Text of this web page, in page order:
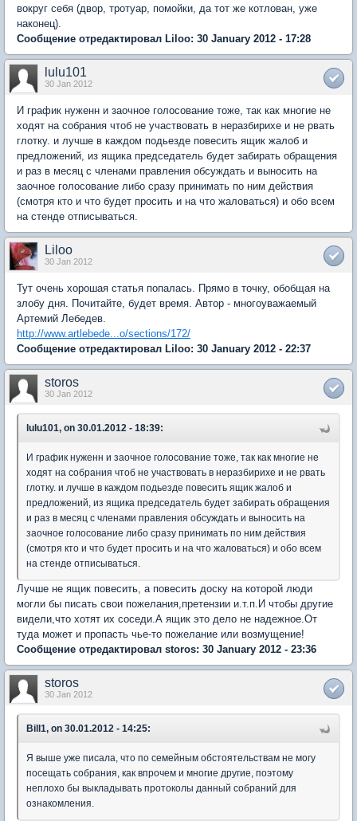
вокруг себя (двор, тротуар, помойки, да тот же котлован, уже
наконец).
Сообщение отредактировал Liloo: 30 January 2012 - 17:28
lulu101
30 Jan 2012
И график нуженн и заочное голосование тоже, так как многие не
ходят на собрания чтоб не участвовать в неразбирихе и не рвать
глотку. и лучше в каждом подьезде повесить ящик жалоб и
предложений, из ящика председатель будет забирать обращения
и раз в месяц с членами правления обсуждать и выносить на
заочное голосование либо сразу принимать по ним действия
(смотря кто и что будет просить и на что жаловаться) и обо всем
на стенде отписываться.
Liloo
30 Jan 2012
Тут очень хорошая статья попалась. Прямо в точку, обобщая на
злобу дня. Почитайте, будет время. Автор - многоуважаемый
Артемий Лебедев.
http://www.artlebede...o/sections/172/
Сообщение отредактировал Liloo: 30 January 2012 - 22:37
storos
30 Jan 2012
lulu101, on 30.01.2012 - 18:39:
И график нуженн и заочное голосование тоже, так как многие не
ходят на собрания чтоб не участвовать в неразбирихе и не рвать
глотку. и лучше в каждом подьезде повесить ящик жалоб и
предложений, из ящика председатель будет забирать обращения
и раз в месяц с членами правления обсуждать и выносить на
заочное голосование либо сразу принимать по ним действия
(смотря кто и что будет просить и на что жаловаться) и обо всем
на стенде отписываться.
Лучше не ящик повесить, а повесить доску на которой люди
могли бы писать свои пожелания,претензии и.т.п.И чтобы другие
видели,что хотят их соседи.А ящик это дело не надежное.От
туда может и пропасть чье-то пожелание или возмущение!
Сообщение отредактировал storos: 30 January 2012 - 23:36
storos
30 Jan 2012
Bill1, on 30.01.2012 - 14:25:
Я выше уже писала, что по семейным обстоятельствам не могу
посещать собрания, как впрочем и многие другие, поэтому
неплохо бы выкладывать протоколы данный собраний для
ознакомления.